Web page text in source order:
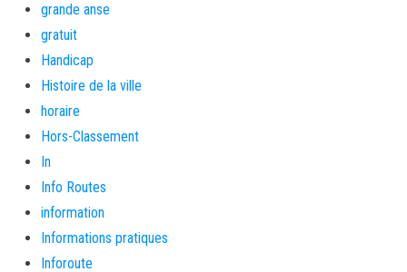
grande anse
gratuit
Handicap
Histoire de la ville
horaire
Hors-Classement
In
Info Routes
information
Informations pratiques
Inforoute